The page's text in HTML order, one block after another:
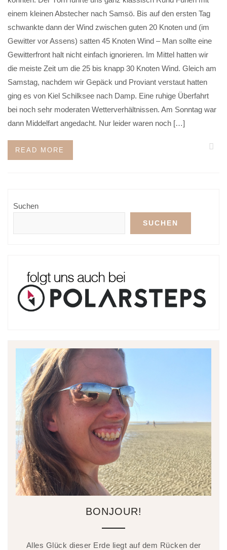
einem kleinen Abstecher nach Samsö. Bis auf den ersten Tag
schwankte dann der Wind zwischen guten 20 Knoten und (im
Gewitter vor Assens) satten 45 Knoten Wind – Man sollte eine
Gewitterfront halt nicht einfach ignorieren. Im Mittel hatten wir
die meiste Zeit um die 25 bis knapp 30 Knoten Wind. Gleich am
Samstag, nachdem wir Gepäck und Proviant verstaut hatten
ging es von Kiel Schilksee nach Damp. Eine ruhige Überfahrt
bei noch sehr moderaten Wetterverhältnissen. Am Sonntag war
dann Middelfart angedacht. Nur leider waren noch […]
READ MORE
Suchen
SUCHEN
BONJOUR!
Alles Glück dieser Erde liegt auf dem Rücken der